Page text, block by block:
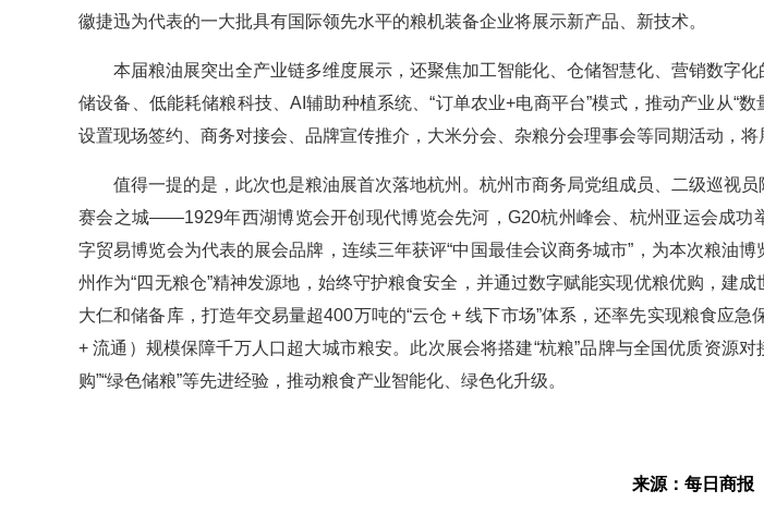
徽捷迅为代表的一大批具有国际领先水平的粮机装备企业将展示新产品、新技术。
本届粮油展突出全产业链多维度展示，还聚焦加工智能化、仓储智慧化、营销数字
储设备、低能耗储粮科技、AI辅助种植系统、“订单农业+电商平台”模式，推动产业从“数
设置现场签约、商务对接会、品牌宣传推介，大米分会、杂粮分会理事会等同期活动，将
值得一提的是，此次也是粮油展首次落地杭州。杭州市商务局党组成员、二级巡视
赛会之城——1929年西湖博览会开创现代博览会先河，G20杭州峰会、杭州亚运会成功
字贸易博览会为代表的展会品牌，连续三年获评“中国最佳会议商务城市”，为本次粮油
州作为“四无粮仓”精神发源地，始终守护粮食安全，并通过数字赋能实现优粮优购，建
大仁和储备库，打造年交易量超400万吨的“云仓 + 线下市场”体系，还率先实现粮食应急
+ 流通）规模保障千万人口超大城市粮安。此次展会将搭建“杭粮”品牌与全国优质资源对
购”“绿色储粮”等先进经验，推动粮食产业智能化、绿色化升级。
来源：每日商报